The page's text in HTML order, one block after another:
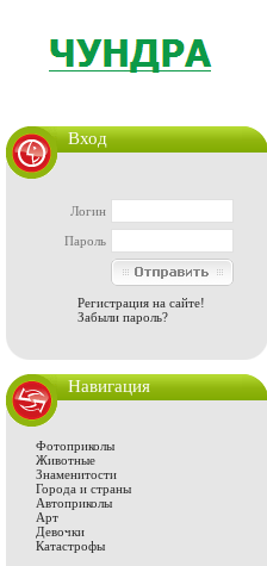
Вход
Логин
Пароль
Регистрация на сайте!
Забыли пароль?
Навигация
Фотоприколы
Животные
Знаменитости
Города и страны
Автоприколы
Арт
Девочки
Катастрофы